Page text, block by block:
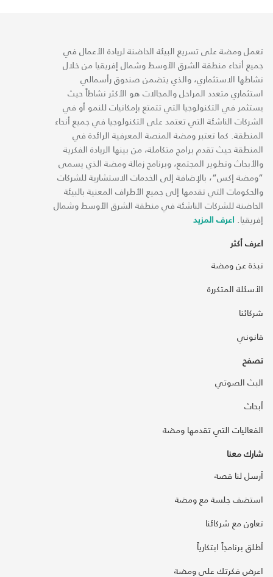
تعمل ومضة على تسريع البيئة الحاضنة لريادة الأعمال في
جميع أنحاء منطقة الشرق الأوسط وشمال إفريقيا من خلال
نشاطها الاستثماري، والذي يتضمن صندوق رأسمالي
استثماري متعدد المراحل والمجالات هو الأكثر نشاطاً حيث
يستثمر في التكنولوجيا التي تتمتع بإمكانيات للنمو أو في
الشركات الناشئة التي تعتمد على التكنولوجيا في جميع أنحاء
المنطقة. كما تعتبر ومضة المنصة المعرفية الرائدة في
المنطقة حيث تقدم برامج متكاملة، من بينها الريادة الفكرية
والأبحاث وتطوير المجتمع، وبرنامج زمالة ومضة الذي يسمى
“ومضة إكس“، بالإضافة إلى الخدمات الاستشارية للشركات
والحكومات التي تقدمها إلى جميع الأطراف المعنية بالبيئة
الحاضنة للشركات الناشئة في منطقة الشرق الأوسط وشمال
إفريقيا. اعرف المزيد
اعرف أكثر
نبذة عن ومضة
الأسئلة المتكررة
شركائنا
قانوني
تصفح
البث الصوتي
أبحاث
الفعاليات التي تقدمها ومضة
شارك معنا
أرسل لنا قصة
استضف جلسة مع ومضة
تعاون مع شركائنا
أطلق برنامجاً ابتكارياً
اعرض فكرتك على ومضة